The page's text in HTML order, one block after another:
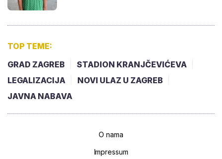
TOP TEME:
GRAD ZAGREB
STADION KRANJČEVIĆEVA
LEGALIZACIJA
NOVI ULAZ U ZAGREB
JAVNA NABAVA
O nama
Impressum